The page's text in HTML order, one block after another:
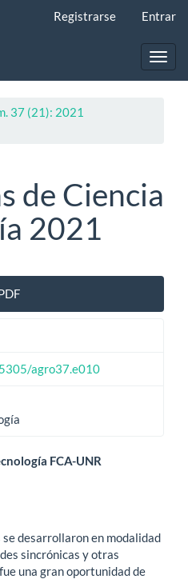
Registrarse Entrar
37 (21): 2021
de Ciencia
2021
agro37.e010
FCA-UNR
desarrollaron en modalidad
sincrónicas y otras
una gran oportunidad de